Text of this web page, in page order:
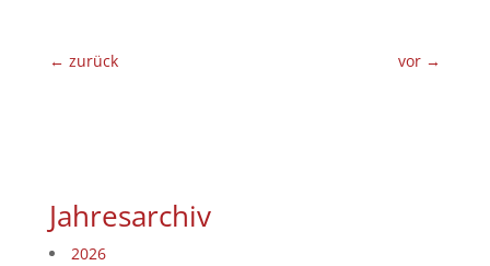
← zurück vor →
Jahresarchiv
2026